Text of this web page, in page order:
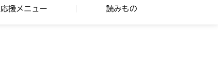
援メニュー 読みもの